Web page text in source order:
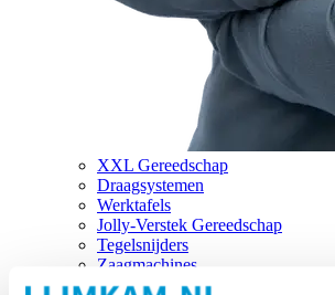
XXL Gereedschap
Draagsystemen
Werktafels
Jolly-Verstek Gereedschap
Tegelsnijders
Zaagmachines
Merken